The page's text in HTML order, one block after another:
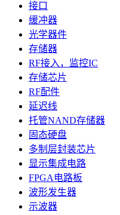
接口
缓冲器
光学器件
存储器
RF接入，监控IC
存储芯片
RF配件
延迟线
托管NAND存储器
固态硬盘
多制层封装芯片
显示集成电路
FPGA电路板
波形发生器
示波器